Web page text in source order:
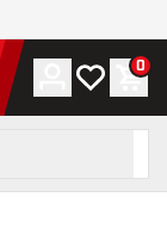
Account
La mia0